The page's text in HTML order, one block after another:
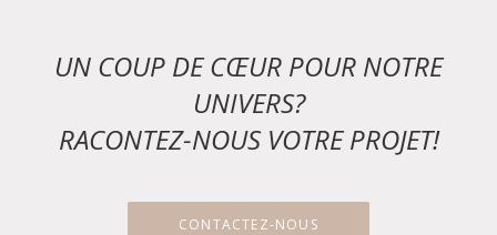
UN COUP DE CŒUR POUR NOTRE
UNIVERS?
RACONTEZ-NOUS VOTRE PROJET!
CONTACTEZ-NOUS